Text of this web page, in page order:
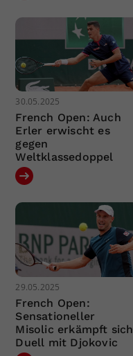
30.05.2025
French Open: Auch
Erler erwischt es
gegen
Weltklassedoppel
29.05.2025
French Open:
Sensationeller
Misolic erkämpft sich
Duell mit Djokovic